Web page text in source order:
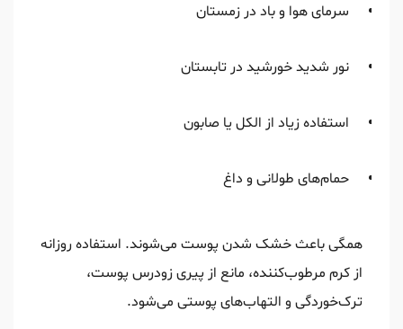
سرمای هوا و باد در زمستان
نور شدید خورشید در تابستان
استفاده زیاد از الکل یا صابون
حمام‌های طولانی و داغ
همگی باعث خشک شدن پوست می‌شوند. استفاده روزانه
از کرم مرطوب‌کننده، مانع از پیری زودرس پوست،
ترک‌خوردگی و التهاب‌های پوستی می‌شود.